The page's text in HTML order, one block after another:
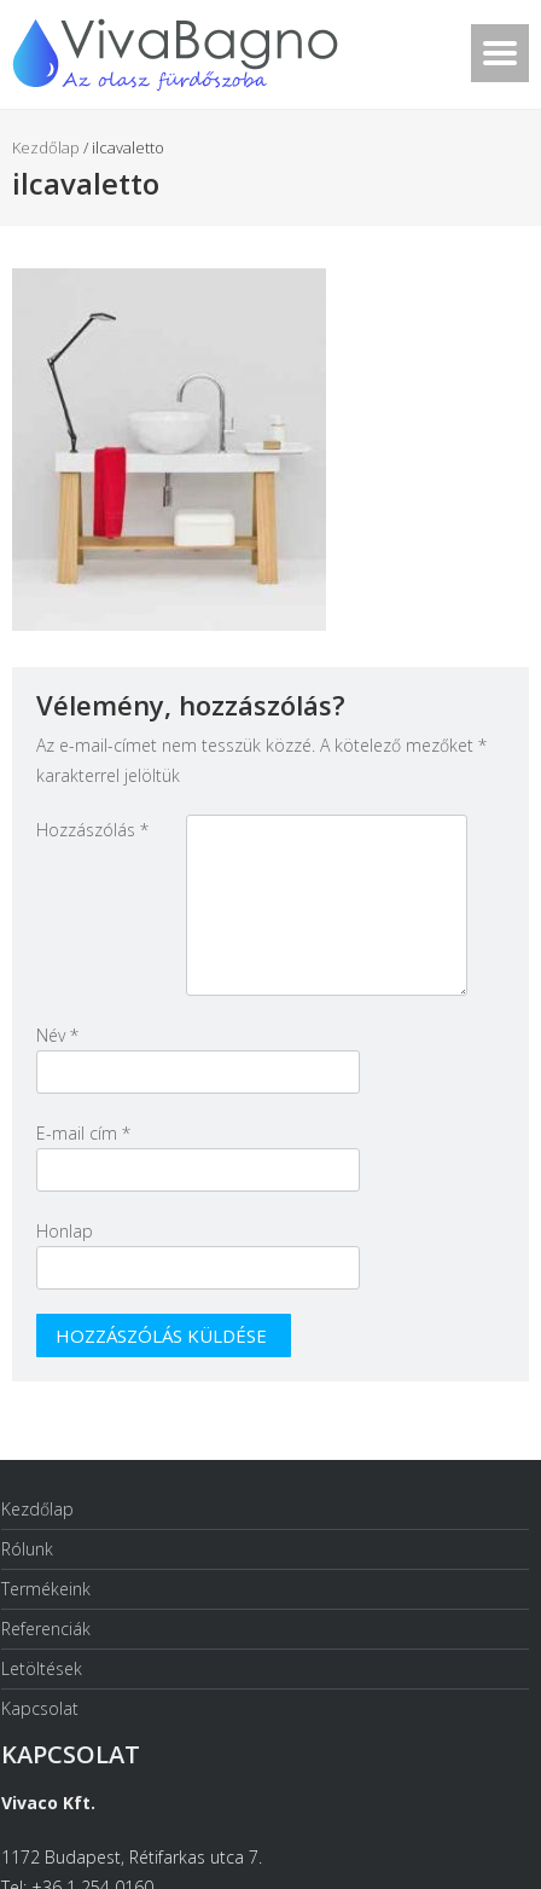
Kezdőlap / ilcavaletto
ilcavaletto
Vélemény, hozzászólás?
Az e-mail-címet nem tesszük közzé. A kötelező mezőket *
karakterrel jelöltük
Hozzászólás *
Név*
E-mail cím *
Honlap
Kezdőlap
Rólunk
Termékeink
Referenciák
Letöltések
Kapcsolat
KAPCSOLAT
Vivaco Kft.
1172 Budapest, Rétifarkas utca 7.